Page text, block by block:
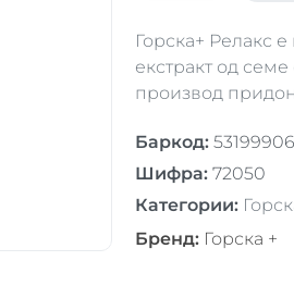
Горска+ Релакс
екстракт од
производ
Баркод:
Шифра: 72050
Категории:
Бренд: Горска +